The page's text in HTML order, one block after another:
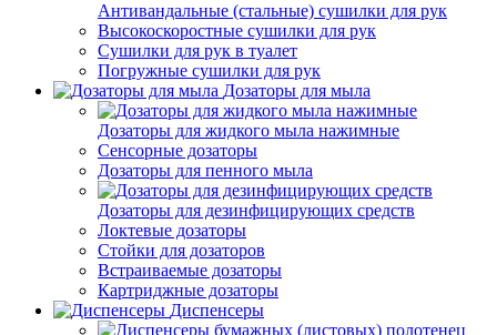
Антивандальные (стальные) сушилки для рук
Высокоскоростные сушилки для рук
Сушилки для рук в туалет
Погружные сушилки для рук
Дозаторы для мыла
Дозаторы для жидкого мыла нажимные
Сенсорные дозаторы
Дозаторы для пенного мыла
Дозаторы для дезинфицирующих средств
Локтевые дозаторы
Стойки для дозаторов
Встраиваемые дозаторы
Картриджные дозаторы
Диспенсеры